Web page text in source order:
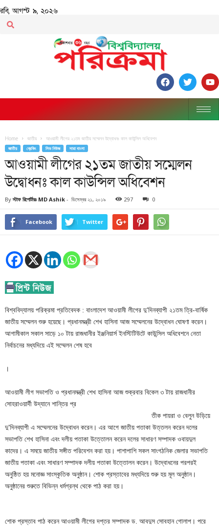
রবি, আগস্ট ৯, ২০২৬
Home জাতীয় আওয়ামী লীগের ২১তম জাতীয় সম্মেলন উদ্বোধনঃ কাল কাউন্সিল অধিবেশন
জাতীয় ব্রেকিং লিড নিউজ সারা বাংলা
আওয়ামী লীগের ২১তম জাতীয় সম্মেলন
উদ্বোধনঃ কাল কাউন্সিল অধিবেশন
By স্টাফ রিপোর্টারঃ MD Ashik - ডিসেম্বর ২১, ২০১৯ 297 0
Facebook Twitter
বিশ্ববিদ্যালয় পরিক্রমা প্রতিবেদক : বাংলাদেশ আওয়ামী লীগের দু’দিনব্যাপী ২১তম ত্রি-বার্ষিক
জাতীয় সম্মেলন শুরু হয়েছে। প্রধানমন্ত্রী শেখ হাসিনা আজ সম্মেলনের উদ্বোধন ঘোষণা করেন।
আগামীকাল সকাল সাড়ে ১০ টায় রাজধানীর ইঞ্জনিয়ার্স ইনস্টিটিউটে কাউন্সিল অধিবেশনে নেতা
নির্বাচনের মধ্যদিয়ে এই সম্মেলন শেষ হবে
।
আওয়ামী লীগ সভাপতি ও প্রধানমন্ত্রী শেখ হাসিনা আজ শুক্রবার বিকেল ৩ টায় রাজধানীর
সোহরাওয়ার্দী উদ্যানে শান্তির প্র
তীক পায়রা ও বেলুন উড়িয়ে
দু’দিনব্যাপী এ সম্মেলনের উদ্বোধন করেন। এর আগে জাতীয় পতাকা উত্তলন করেন দলের
সভাপতি শেখ হাসিনা এবং দলীয় পতাকা উত্তোলন করেন দলের সাধারণ সম্পাদক ওবায়দুল
কাদের। এ সময়ে জাতীয় সঙ্গীত পরিবেশন করা হয়। পাশাপাশি সকল সাংগঠনিক জেলার সভাপতি
জাতীয় পতাকা এবং সাধারণ সম্পাদক দলীয় পতাকা উত্তোলন করেন। উদ্বোধনের পরপরই
অনুষ্ঠিত হয় মনোজ্ঞ সাংস্কৃতিক অনুষ্ঠান। শোক প্রস্তাবের মধ্যদিয়ে শুরু হয় মূল অনুষ্ঠান।
অনুষ্ঠানের শুরুতে বিভিন্ন ধর্মগ্রন্থ থেকে পাঠ করা হয়।
শোক প্রস্তাব পাঠ করেন আওয়ামী লীগের দপ্তর সম্পাদক ড. আবদুস সোবহান গোলাপ। পরে